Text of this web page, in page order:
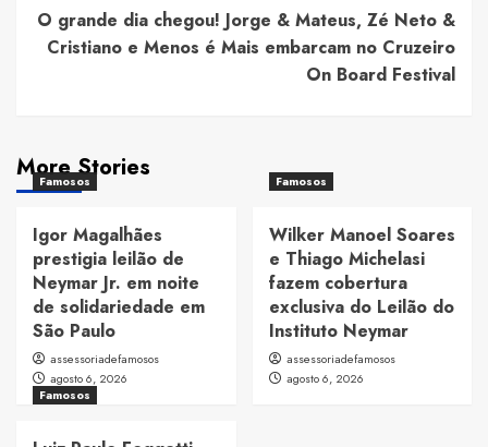
O grande dia chegou! Jorge & Mateus, Zé Neto &
Cristiano e Menos é Mais embarcam no Cruzeiro
On Board Festival
More Stories
Famosos
Igor Magalhães
prestigia leilão de
Neymar Jr. em noite
de solidariedade em
São Paulo
assessoriadefamosos
agosto 6, 2026
Famosos
Wilker Manoel Soares
e Thiago Michelasi
fazem cobertura
exclusiva do Leilão do
Instituto Neymar
assessoriadefamosos
agosto 6, 2026
Famosos